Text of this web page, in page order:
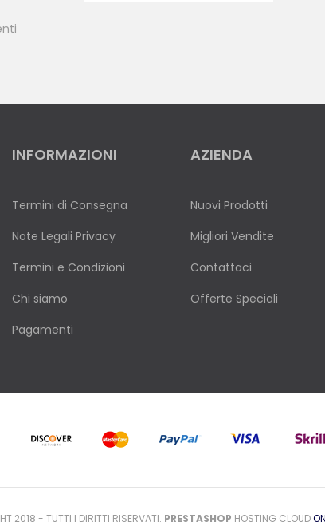
INFORMAZIONI
Termini di Consegna
Note Legali Privacy
Termini e Condizioni
Chi siamo
Pagamenti
AZIENDA
Nuovi Prodotti
Migliori Vendite
Contattaci
Offerte Speciali
2018 - TUTTI I DIRITTI RISERVATI. PRESTASHOP HOSTING CLOUD